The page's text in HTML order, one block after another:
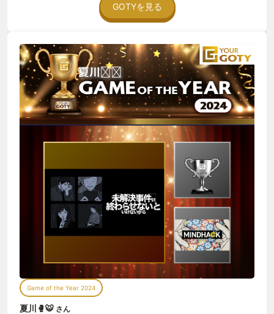
GOTYを見る
Game of the Year 2024
夏川🥊🐯 さん